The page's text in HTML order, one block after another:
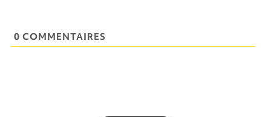
0 COMMENTAIRES